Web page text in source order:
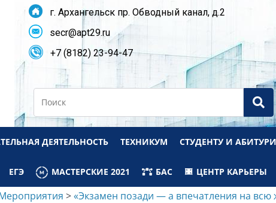
г. Архангельск пр. Обводный канал, д.2
secr@apt29.ru
+7 (8182) 23-94-47
ДЕЯТЕЛЬНОСТЬ ТЕХНИКУМ СТУДЕНТУ И
ЕГЭ МАСТЕРСКИЕ 2021 БАС ЦЕНТР КАРЬЕРЫ
>«Экзамен позади — а впечатления на всю